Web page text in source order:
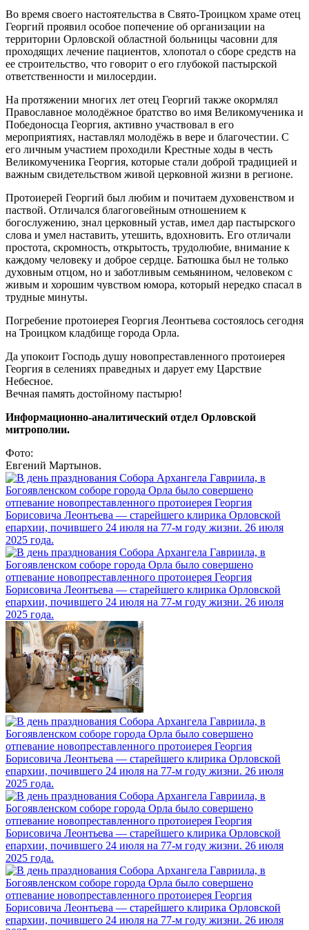
Во время своего настоятельства в Свято-Троицком храме отец
Георгий проявил особое попечение об организации на
территории Орловской областной больницы часовни для
проходящих лечение пациентов, хлопотал о сборе средств на
ее строительство, что говорит о его глубокой пастырской
ответственности и милосердии.
На протяжении многих лет отец Георгий также окормлял
Православное молодёжное братство во имя Великомученика и
Победоносца Георгия, активно участвовал в его
мероприятиях, наставлял молодёжь в вере и благочестии. С
его личным участием проходили Крестные ходы в честь
Великомученика Георгия, которые стали доброй традицией и
важным свидетельством живой церковной жизни в регионе.
Протоиерей Георгий был любим и почитаем духовенством и
паствой. Отличался благоговейным отношением к
богослужению, знал церковный устав, имел дар пастырского
слова и умел наставить, утешить, вдохновить. Его отличали
простота, скромность, открытость, трудолюбие, внимание к
каждому человеку и доброе сердце. Батюшка был не только
духовным отцом, но и заботливым семьянином, человеком с
живым и хорошим чувством юмора, который нередко спасал в
трудные минуты.
Погребение протоиерея Георгия Леонтьева состоялось сегодня
на Троицком кладбище города Орла.
Да упокоит Господь душу новопреставленного протоиерея
Георгия в селениях праведных и дарует ему Царствие
Небесное.
Вечная память достойному пастырю!
Информационно-аналитический отдел Орловской
митрополии.
Фото:
Евгений Мартынов.